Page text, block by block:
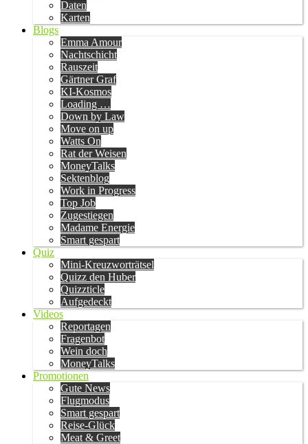
Daten
Karten
Blogs
Emma Amour
Nachtschicht
Rauszeit
Gärtner Graf
KI-Kosmos
Loading …
Down by Law
Move on up
Watts On
Rat der Weisen
MoneyTalks
Sektenblog
Work in Progress
Top Job
Zugestiegen
Madame Energie
Smart gespart
Quiz
Mini-Kreuzworträtsel
Quizz den Huber
Quizzticle
Aufgedeckt
Videos
Reportagen
Fragenbot
Wein doch
MoneyTalks
Promotionen
Gute News
Flugmodus
Smart gespart
Reise-Glück
Meat & Greet